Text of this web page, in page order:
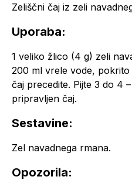
Zeliščni čaj iz zeli
Uporaba:
1 veliko žlico (4 g) zeli
200 ml vrele vode,
čaj precedite. Pijte 3 do 4
pripravljen čaj.
Sestavine:
Zel navadnega rmana.
Opozorila: